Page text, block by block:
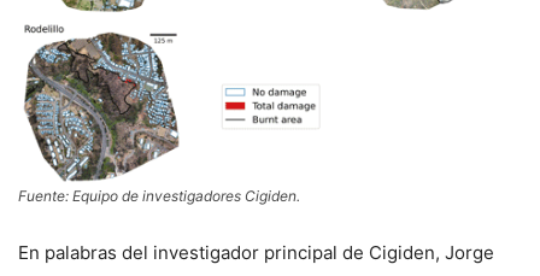
Fuente: Equipo de investigadores Cigiden.
En palabras del investigador principal de Cigiden, Jorge